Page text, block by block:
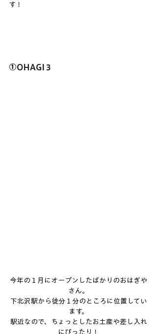
す！
①OHAGI３
今年の１月にオープンしたばかりのおはぎや
さん。
下北沢駅から徒分１分のところに位置してい
ます。
駅近なので、ちょっとしたお土産や差し入れ
にぴったり！